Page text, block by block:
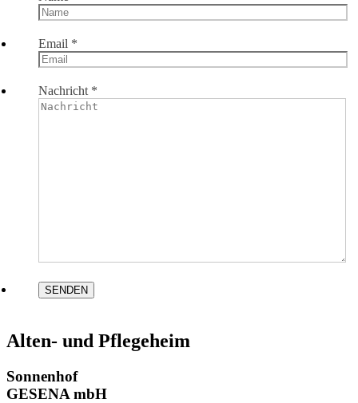
Email *
Nachricht *
Alten- und Pflegeheim
Sonnenhof
GESENA mbH